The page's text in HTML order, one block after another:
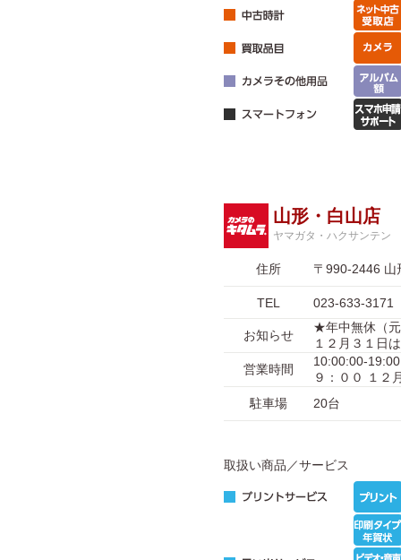
山形・白山店
ヤマガタ・ハクサンテン
住所 〒990-2446 山
TEL 023-633-3171
お知らせ
★年中無休（
１２月３１日
営業時間
10:00:00-
９：００ １２
駐車場
20台
取扱い商品／サービス